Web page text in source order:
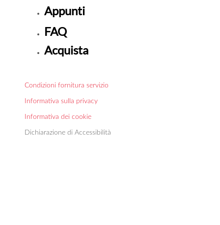
Appunti
FAQ
Acquista
Condizioni fornitura servizio
Informativa sulla privacy
Informativa dei cookie
Dichiarazione di Accessibilità